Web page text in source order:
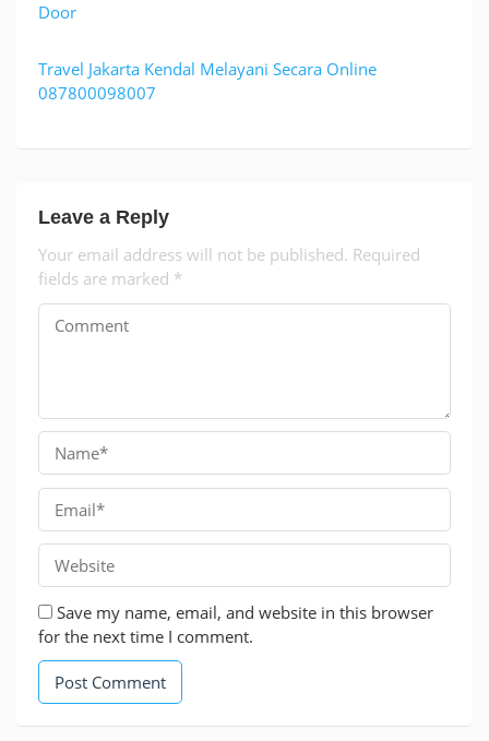
Door
Travel Jakarta Kendal Melayani Secara Online
087800098007
Leave a Reply
Your email address will not be published. Required
fields are marked *
Save my name, email, and website in this browser
for the next time I comment.